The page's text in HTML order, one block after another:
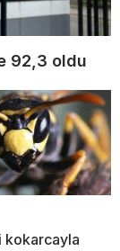
92,3 oldu
kokarcayla